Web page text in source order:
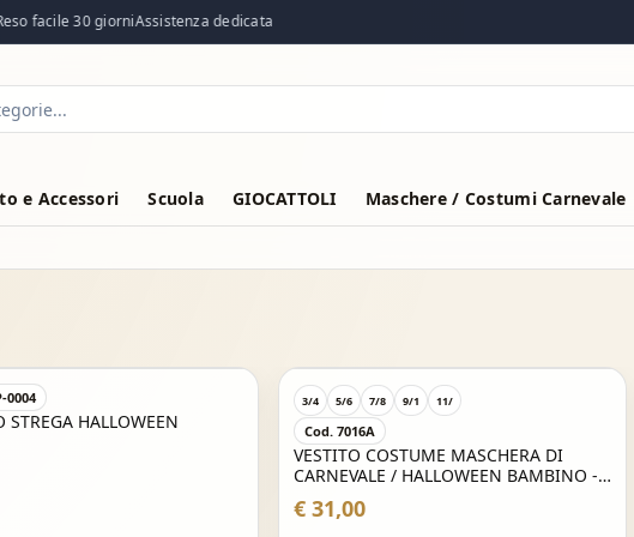
facile 30 giorniAssistenza dedicata
e Accessori Scuola GIOCATTOLI Maschere / Costumi Carnevale
0004
STREGA HALLOWEEN
3/4 5/6 7/8 9/1 11/
Cod. 7016A
VESTITO COSTUME MASCHERA DI
CARNEVALE / HALLOWEEN BAMBINO -
CONTE DRACULA P
€ 31,00